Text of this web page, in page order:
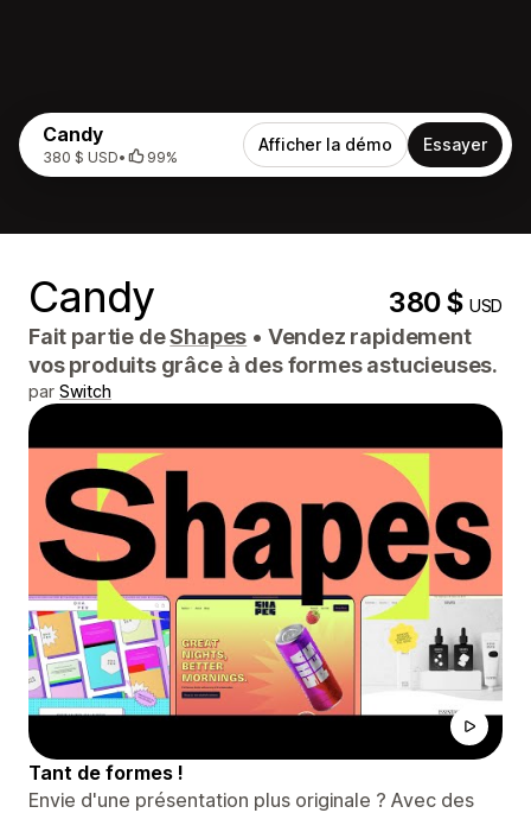
Candy
380 $ USD• 99%
Afficher la démo Essayer
Candy 380 $USD
Fait partie deShapes • Vendez rapidement
vos produits grâce à des formes astucieuses.
par Switch
Tant de formes !
Envie d'une présentation plus originale ? Avec des